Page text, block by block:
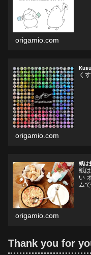
origamio.com
く
origamio.com
紙は
紙
い
ム
origamio.com
Thank you for